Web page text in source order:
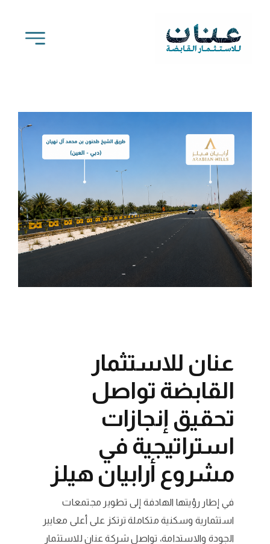
content
عنان للاستثمار
القابضة تواصل
تحقيق إنجازات
استراتيجية في
مشروع أرابيان هيلز
في إطار رؤيتها الهادفة إلى تطوير مجتمعات
استثمارية وسكنية متكاملة ترتكز على أعلى معايير
الجودة والاستدامة، تواصل شركة عنان للاستثمار